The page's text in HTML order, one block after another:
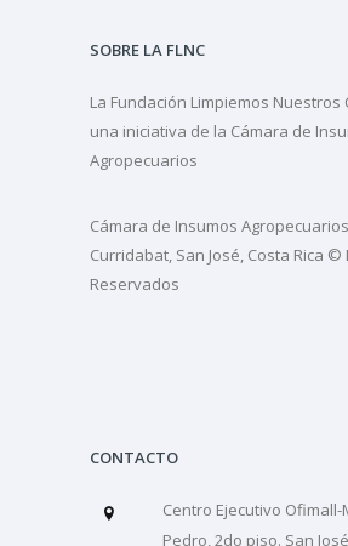
SOBRE LA FLNC
La Fundación Limpiemos Nuestros
una iniciativa de la Cámara de
Agropecuarios
Cámara de Insumos
Curridabat, San José, Costa Rica ©
Reservados
CONTACTO
Centro Ejecutivo Ofimall-
Pedro, 2do piso. San